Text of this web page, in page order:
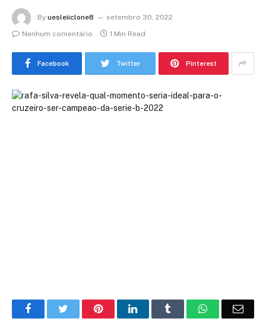
By uesleiiclone8
setembro 30, 2022
Nenhum comentário
1 Min Read
Facebook Twitter Pinterest
FacebookTwitter PinterestLinkedIn Tumblr WhatsApp